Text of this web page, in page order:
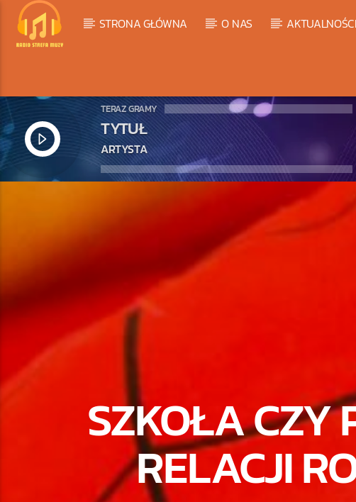
STRONA GŁÓWNA O NAS AKTUALNOŚCI
TERAZ GRAMY
TYTUŁ
ARTYSTA
SZKOŁA CZY
RELACJI